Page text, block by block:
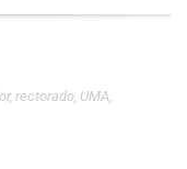
, rectorado, UMA,